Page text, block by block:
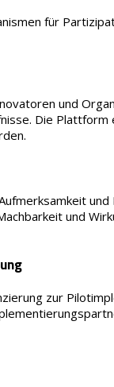
für
und
Die
und
zur